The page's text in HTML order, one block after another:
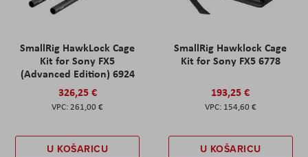
SmallRig HawkLock Cage
Kit for Sony FX5
(Advanced Edition) 6924
326,25 €
261,00 €
U KOŠARICU
SmallRig Hawklock Cage
Kit for Sony FX5 6778
193,25 €
154,60 €
U KOŠARICU